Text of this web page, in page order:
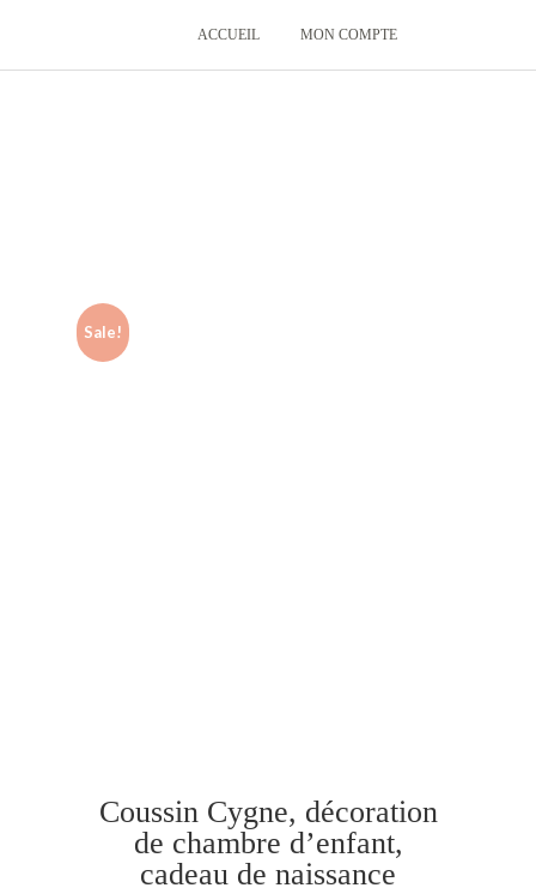
ACCUEIL MON COMPTE
Sale!
Coussin Cygne, décoration
de chambre d’enfant,
cadeau de naissance